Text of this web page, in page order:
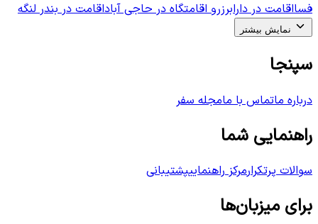
فسااقامت در دارابرزرو اقامتگاه در حاجی آباداقامت در بندر لنگه
نمایش بیشتر
سپنجا
درباره ماتماس با مامجله سفر
راهنمایی شما
سوالات پرتکرارمرکز راهنماییپشتیبانی
برای میزبان‌ها